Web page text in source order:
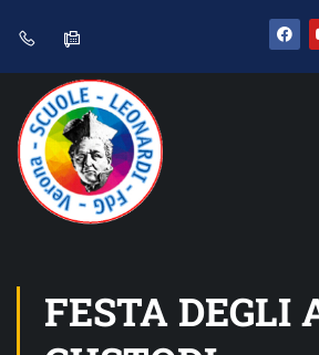
FESTA DEGLI